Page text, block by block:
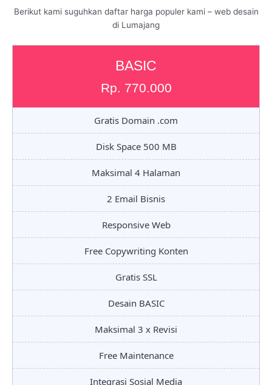
Berikut kami suguhkan daftar harga populer kami – web desain
di Lumajang
BASIC
Rp. 770.000
Gratis Domain .com
Disk Space 500 MB
Maksimal 4 Halaman
2 Email Bisnis
Responsive Web
Free Copywriting Konten
Gratis SSL
Desain BASIC
Maksimal 3 x Revisi
Free Maintenance
Integrasi Sosial Media